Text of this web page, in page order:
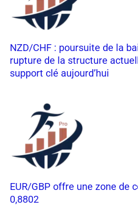
NZD/CHF : poursuite de la
rupture de la structure
support clé aujourd’hui
EUR/GBP offre une zone de
0,8802